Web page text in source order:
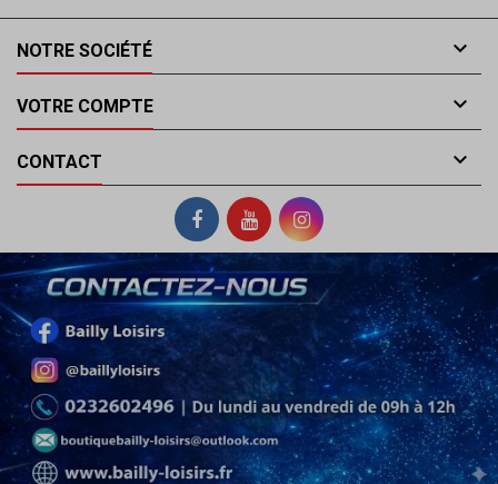
NOTRE SOCIÉTÉ 
VOTRE COMPTE 
CONTACT 